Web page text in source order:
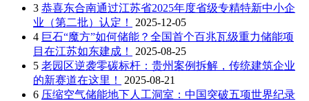
3 恭喜东合南通过江苏省2025年度省级专精特新中小企
业（第二批）认定！
2025-12-05
4 巨石“魔方”如何储能？全国首个百兆瓦级重力储能项
目在江苏如东建成！
2025-08-25
5 老园区逆袭零碳标杆：贵州案例拆解，传统建筑企业
的新赛道在这里！
2025-08-21
6 压缩空气储能地下人工洞室：中国突破五项世界纪录